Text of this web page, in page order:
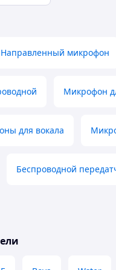
Направленный микрофон
Микрофон
для вокала
Беспроводной